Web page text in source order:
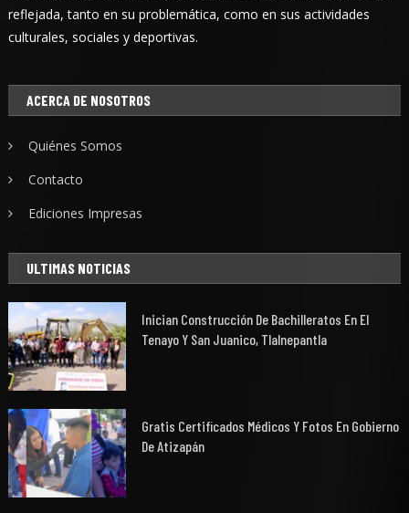
reflejada, tanto en su problemática, como en sus actividades
culturales, sociales y deportivas.
ACERCA DE NOSOTROS
Quiénes Somos
Contacto
Ediciones Impresas
ULTIMAS NOTICIAS
Inician Construcción De Bachilleratos En El
Tenayo Y San Juanico, Tlalnepantla
Gratis Certificados Médicos Y Fotos En Gobierno
De Atizapán